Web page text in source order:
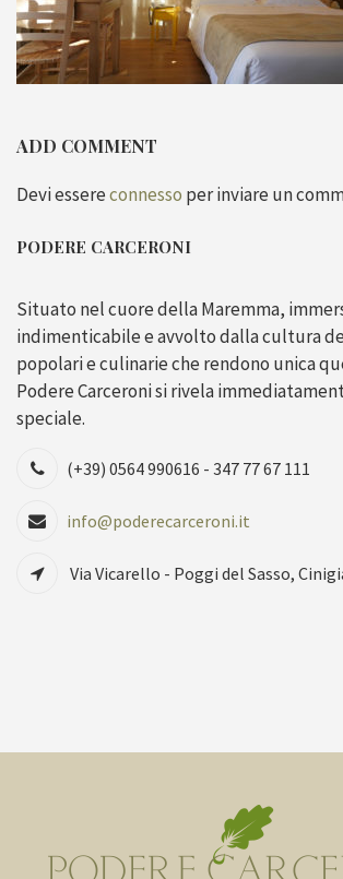
ADD COMMENT
Devi essereconnesso per inviare un
PODERE CARCERONI
Situato nel cuore della Maremma,
indimenticabile e avvolto dalla cultura
popolari e culinarie che rendono unica
Podere Carceroni si rivela
speciale.
(+39) 0564 990616 - 347 77 67 111
info@poderecarceroni.it
Via Vicarello - Poggi del Sasso,